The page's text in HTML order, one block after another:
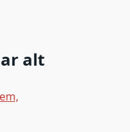
alt